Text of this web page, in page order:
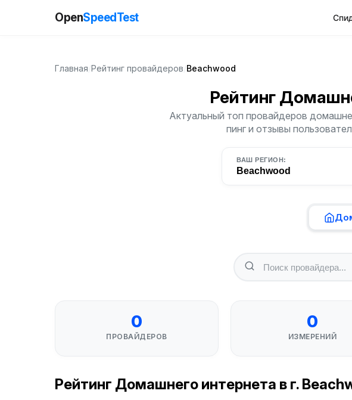
OpenSpeedTest
Главная Рейтинг провайдеров Beachwood
Рейтинг
Актуальный топ провайдеров
пинг и отзывы
ВАШ РЕГИОН:
Beachwood
0
ПРОВАЙДЕРОВ
0
ИЗМЕРЕНИЙ
Рейтинг Домашнего интернета в г.